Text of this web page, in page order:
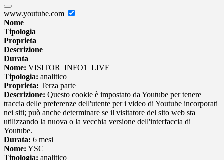
www.youtube.com
Nome
Tipologia
Proprieta
Descrizione
Durata
Nome: VISITOR_INFO1_LIVE
Tipologia: analitico
Proprieta: Terza parte
Descrizione: Questo cookie è impostato da Youtube per tenere
traccia delle preferenze dell'utente per i video di Youtube incorporati
nei siti; può anche determinare se il visitatore del sito web sta
utilizzando la nuova o la vecchia versione dell'interfaccia di
Youtube.
Durata: 6 mesi
Nome: YSC
Tipologia: analitico